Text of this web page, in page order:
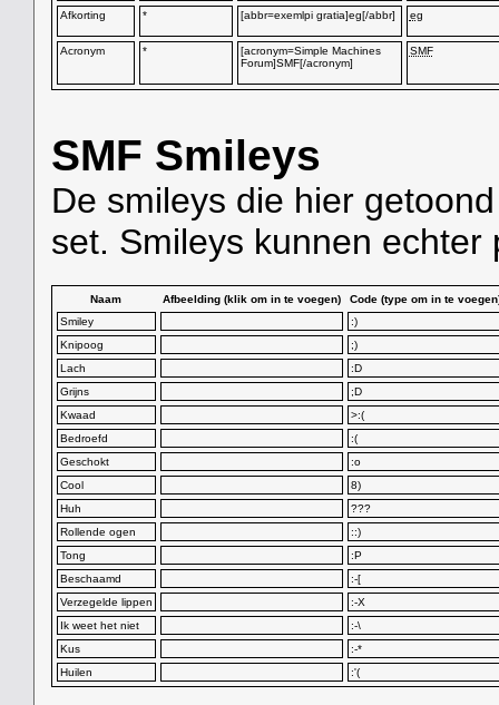
Afkorting * [abbr=exemlpi gratia]eg[/abbr] eg
Acronym *
[acronym=Simple Machines
Forum]SMF[/acronym]
SMF
SMF Smileys
De smileys die hier
set. Smileys kunnen echter
Naam Afbeelding (klik om in te voegen)
Code (type om in te
Smiley
:)
Knipoog
;)
Lach
:D
Grijns
;D
Kwaad
>:(
Bedroefd
:(
Geschokt
:o
Cool
8)
Huh
???
Rollende ogen
::)
Tong
:P
Beschaamd
:-[
Verzegelde lippen
:-X
Ik weet het niet
:-\
Kus
:-*
Huilen
:'(